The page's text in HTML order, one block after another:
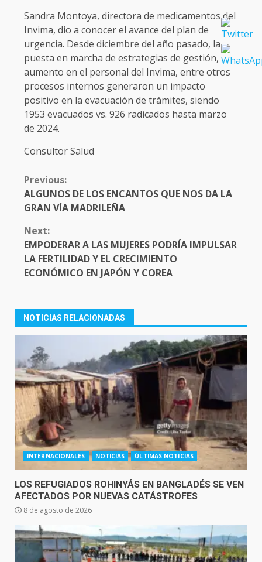
Sandra Montoya, directora de medicamentos del
Invima, dio a conocer el avance del plan de
urgencia. Desde diciembre del año pasado, la
puesta en marcha de estrategias de gestión,
aumento en el personal del Invima, entre otros
procesos internos generaron un impacto
positivo en la evacuación de trámites, siendo
1953 evacuados vs. 926 radicados hasta marzo
de 2024.
Consultor Salud
CONTINUE
READING
Previous:
ALGUNOS DE LOS ENCANTOS QUE NOS DA LA
GRAN VÍA MADRILEÑA
Next:
EMPODERAR A LAS MUJERES PODRÍA IMPULSAR
LA FERTILIDAD Y EL CRECIMIENTO
ECONÓMICO EN JAPÓN Y COREA
NOTICIAS RELACIONADAS
INTERNACIONALES NOTICIAS ÚLTIMAS NOTICIAS
LOS REFUGIADOS ROHINYÁS EN BANGLADÉS SE VEN
AFECTADOS POR NUEVAS CATÁSTROFES
8 de agosto de 2026